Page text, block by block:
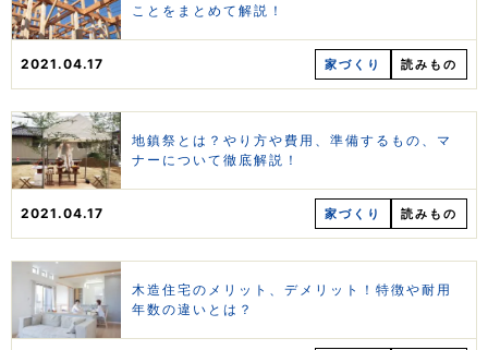
2021.04.17 家づくり 読みもの
ことをまとめて解説！
2021.04.17 家づくり 読みもの
地鎮祭とは？やり方や費用、準備するもの、マ
ナーについて徹底解説！
木造住宅のメリット、デメリット！特徴や耐用
年数の違いとは？